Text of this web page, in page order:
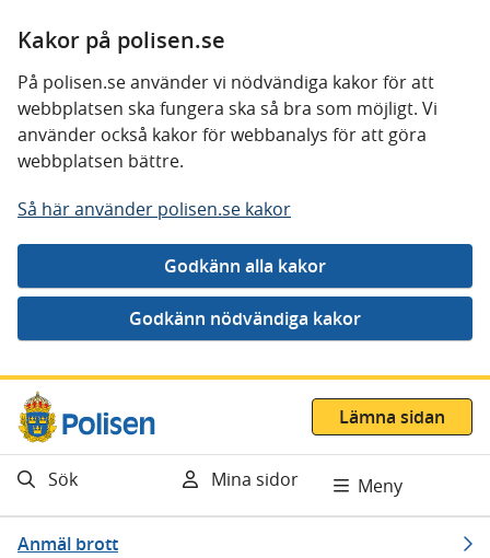
Kakor på polisen.se
På polisen.se använder vi nödvändiga kakor för att
webbplatsen ska fungera ska så bra som möjligt. Vi
använder också kakor för webbanalys för att göra
webbplatsen bättre.
Så här använder polisen.se kakor
Gå direkt till innehåll
Lämna sidan
Sök Mina sidor Meny
Anmäl brott